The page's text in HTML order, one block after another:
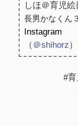
しほ＠育児絵
長男かなくん
Instagram
（ ＠shihorz）
#